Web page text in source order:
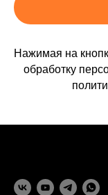
Нажимая на
обработку